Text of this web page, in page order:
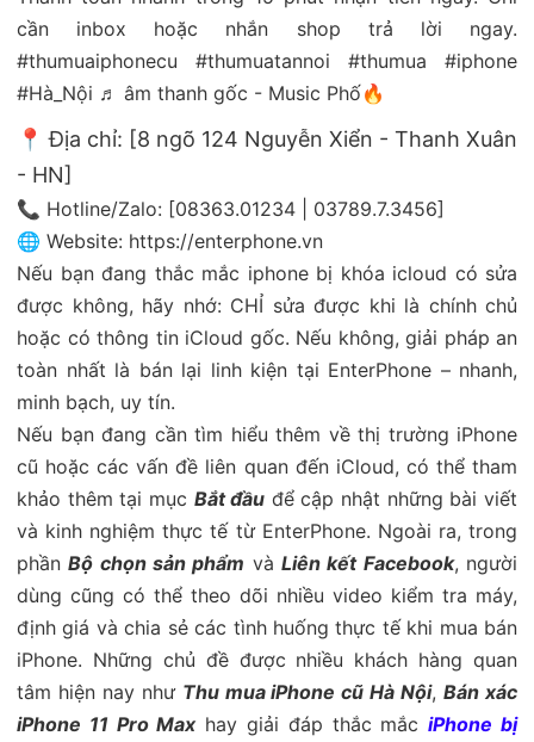
cần inbox hoặc nhắn shop trả lời ngay.
#thumuaiphonecu
#thumuatannoi #thumua
#iphone
#Hà_Nội ♬ âm thanh gốc - Music Phố🔥
📍 Địa chỉ: [8 ngõ 124 Nguyễn Xiển - Thanh Xuân
- HN]
📞 Hotline/Zalo: [08363.01234 | 03789.7.3456]
🌐 Website: https://enterphone.vn
Nếu bạn đang thắc mắc iphone bị khóa icloud có sửa
được không, hãy nhớ: CHỈ sửa được khi là chính chủ
hoặc có thông tin iCloud gốc. Nếu không, giải pháp an
toàn nhất là bán lại linh kiện tại EnterPhone – nhanh,
minh bạch, uy tín.
Nếu bạn đang cần tìm hiểu thêm về thị trường iPhone
cũ hoặc các vấn đề liên quan đến iCloud, có thể tham
khảo thêm tại mục Bắt đầu để cập nhật những bài viết
và kinh nghiệm thực tế từ EnterPhone. Ngoài ra, trong
phầnBộ chọn sản phẩm vàLiên kết Facebook, người
dùng cũng có thể theo dõi nhiều video kiểm tra máy,
định giá và chia sẻ các tình huống thực tế khi mua bán
iPhone. Những chủ đề được nhiều khách hàng quan
tâm hiện nay như Thu mua iPhone cũ Hà Nội,Bán xác
iPhone 11 Pro Maxhay giải đáp thắc mắciPhone bị